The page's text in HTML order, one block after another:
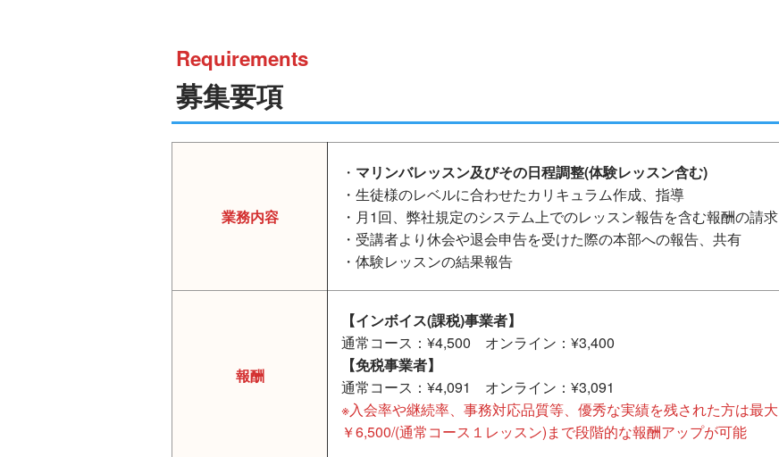
Requirements
募集要項
業務内容
・ マリンバレッスン及びその日程調整(体験レッスン含む)
・生徒様のレベルに合わせたカリキュラム作成、指導
・月1回、弊社規定のシステム上でのレッスン報告を含む報酬の請求
・受講者より休会や退会申告を受けた際の本部への報告、共有
・体験レッスンの結果報告
報酬
【インボイス(課税)事業者】
通常コース：¥4,500 オンライン：¥3,400
【免税事業者】
通常コース：¥4,091 オンライン：¥3,091
※入会率や継続率、事務対応品質等、優秀な実績を残された方は最大
￥6,500/(通常コース１レッスン)まで段階的な報酬アップが可能